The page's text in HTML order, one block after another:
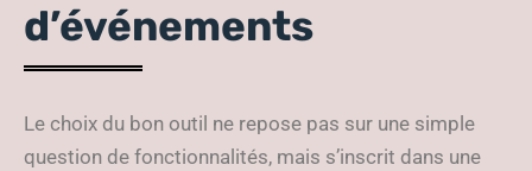
d’événements
Le choix du bon outil ne repose pas sur une simple
question de fonctionnalités, mais s’inscrit dans une